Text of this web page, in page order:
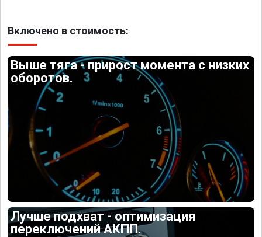
Включено в стоимость:
Выше тяга - прирост момента с низких
оборотов.
Лучше подхват - оптимизация
переключений АКПП.